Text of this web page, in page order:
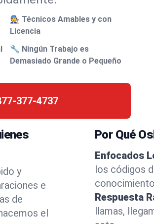
🧑‍🔧 Técnicos Amables y con
Licencia
🔧 Ningún Trabajo es
Demasiado Grande o Pequeño
377-4737
y
e
de
el
Por Qué
Enfocados
los códigos
Respuesta
llamas,